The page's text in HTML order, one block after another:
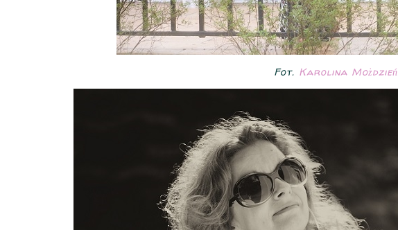
Fot. Karolina Możdzień